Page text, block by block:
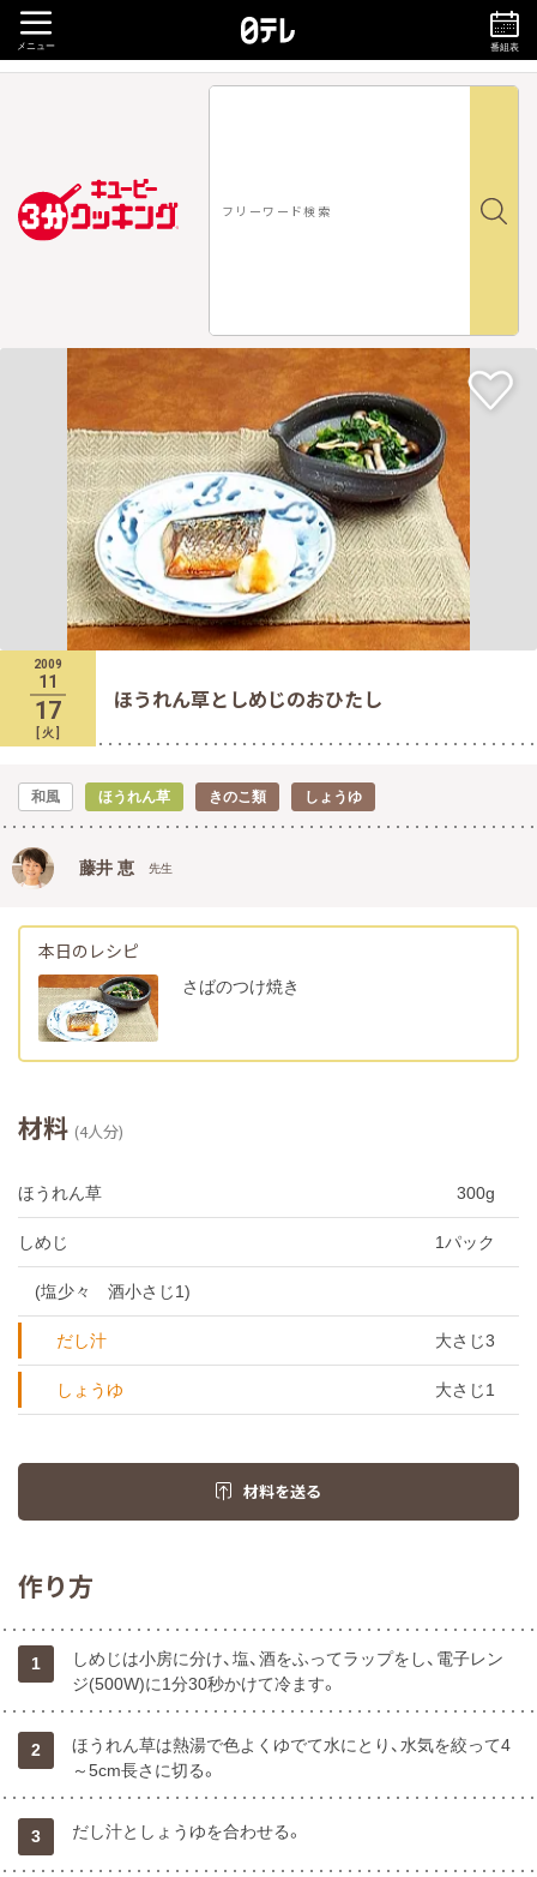
メニュー 番組表
2009
11
17
[ 火 ]
ほうれん草としめじのおひたし
和風 ほうれん草 きのこ類 しょうゆ
藤井 恵 先生
本日のレシピ
さばのつけ焼き
材料 (4人分)
ほうれん草 300g
しめじ 1パック
(塩少々 酒小さじ1)
だし汁 大さじ3
しょうゆ 大さじ1
材料を送る
作り方
1
しめじは小房に分け、塩、酒をふってラップをし、電子レン
ジ(500W)に1分30秒かけて冷ます。
2
ほうれん草は熱湯で色よくゆでて水にとり、水気を絞って4
～5cm長さに切る。
3 だし汁としょうゆを合わせる。